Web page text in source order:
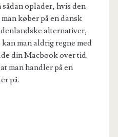
oplader, hvis den
køber på en dansk
alternativer,
man aldrig regne med
din Macbook over tid.
man handler på en
på.